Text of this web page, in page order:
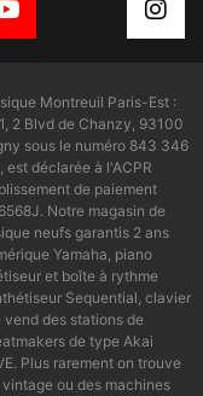
Montreuil Paris-Est :
2 Blvd de Chanzy, 93100
sous le numéro 843 346
est déclarée à l'ACPR
de paiement
Notre magasin de
neufs garantis 2 ans
Yamaha, piano
et boîte à rythme
Sequential, clavier
vend des stations de
de type Akai
Plus rarement on trouve
ou des machines